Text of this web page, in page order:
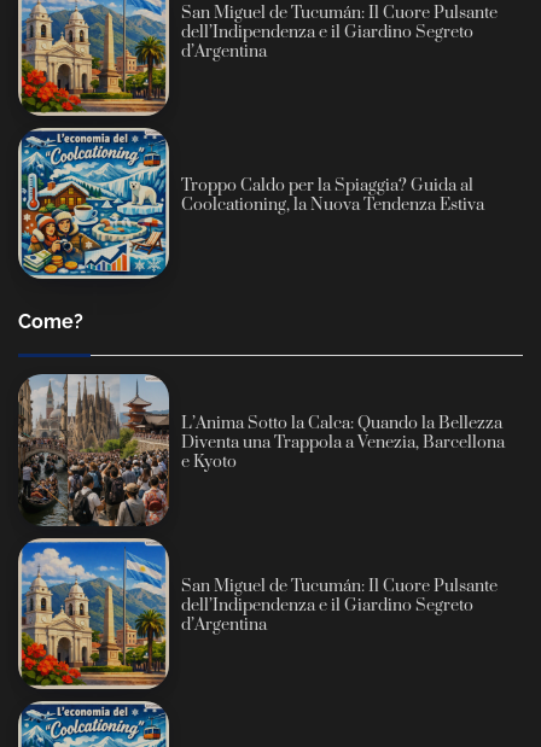
San Miguel de Tucumán: Il Cuore Pulsante
dell’Indipendenza e il Giardino Segreto
d’Argentina
Troppo Caldo per la Spiaggia? Guida al
Coolcationing, la Nuova Tendenza Estiva
Come?
L’Anima Sotto la Calca: Quando la Bellezza
Diventa una Trappola a Venezia, Barcellona
e Kyoto
San Miguel de Tucumán: Il Cuore Pulsante
dell’Indipendenza e il Giardino Segreto
d’Argentina